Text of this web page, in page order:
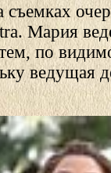
Мария
по
ведущая